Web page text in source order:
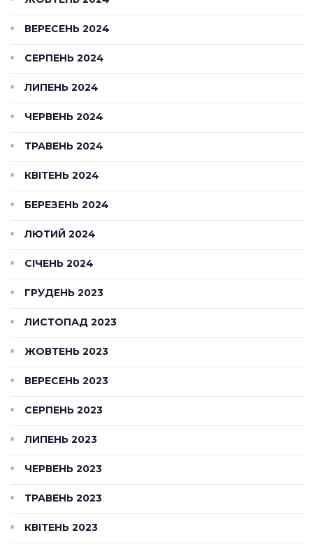
ВЕРЕСЕНЬ 2024
СЕРПЕНЬ 2024
ЛИПЕНЬ 2024
ЧЕРВЕНЬ 2024
ТРАВЕНЬ 2024
КВІТЕНЬ 2024
БЕРЕЗЕНЬ 2024
ЛЮТИЙ 2024
СІЧЕНЬ 2024
ГРУДЕНЬ 2023
ЛИСТОПАД 2023
ЖОВТЕНЬ 2023
ВЕРЕСЕНЬ 2023
СЕРПЕНЬ 2023
ЛИПЕНЬ 2023
ЧЕРВЕНЬ 2023
ТРАВЕНЬ 2023
КВІТЕНЬ 2023